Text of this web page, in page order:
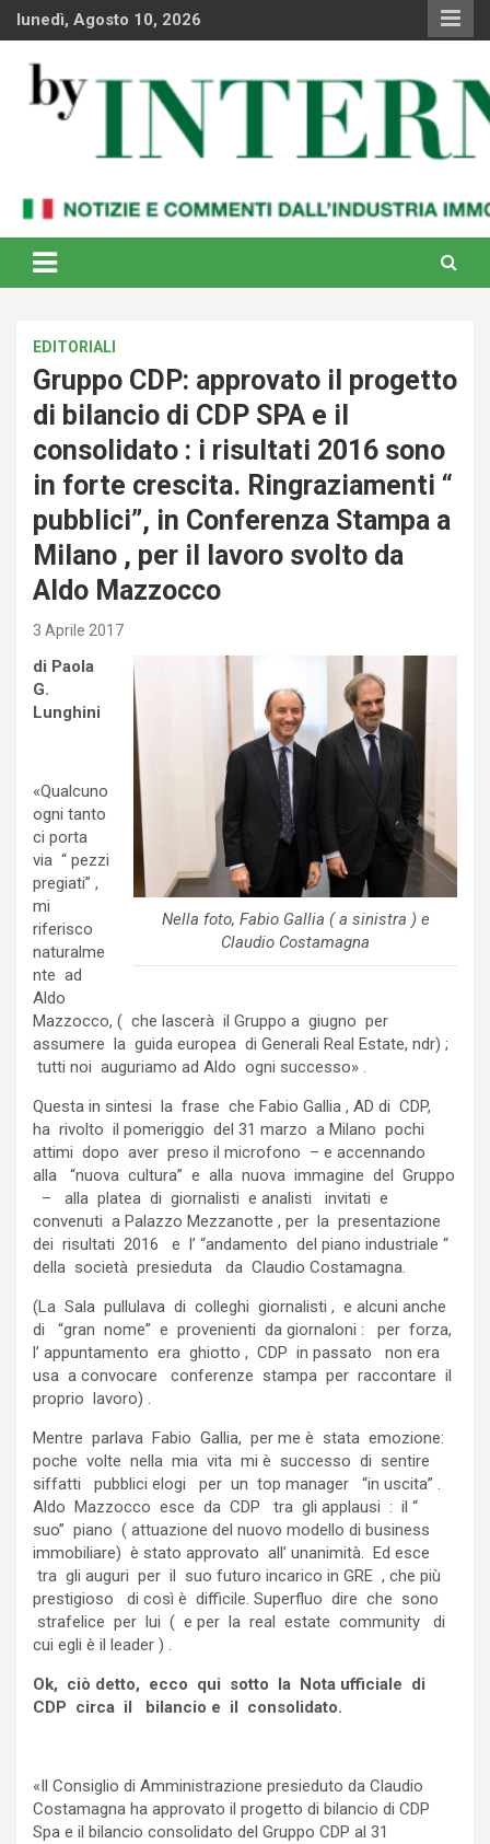
Skiplunedì, Agosto 10, 2026
By Internews
internazionale
EDITORIALI
Gruppo CDP: approvato il progetto
di bilancio di CDP SPA e il
consolidato : i risultati 2016 sono
in forte crescita. Ringraziamenti “
pubblici”, in Conferenza Stampa a
Milano , per il lavoro svolto da
Aldo Mazzocco
3 Aprile 2017
Nella foto, Fabio Gallia ( a sinistra ) e
Claudio Costamagna
di Paola
G.
Lunghini
«Qualcuno
ogni tanto
ci porta
via “ pezzi
pregiati” ,
mi
riferisco
naturalme
nte ad
Aldo
Mazzocco, ( che lascerà il Gruppo a giugno per
assumere la guida europea di Generali Real Estate, ndr) ;
tutti noi auguriamo ad Aldo ogni successo» .
Questa in sintesi la frase che Fabio Gallia , AD di CDP,
ha rivolto il pomeriggio del 31 marzo a Milano pochi
attimi dopo aver preso il microfono – e accennando
alla “nuova cultura” e alla nuova immagine del Gruppo
– alla platea di giornalisti e analisti invitati e
convenuti a Palazzo Mezzanotte , per la presentazione
dei risultati 2016 e l’ “andamento del piano industriale “
della società presieduta da Claudio Costamagna.
(La Sala pullulava di colleghi giornalisti , e alcuni anche
di “gran nome” e provenienti da giornaloni : per forza,
l’ appuntamento era ghiotto , CDP in passato non era
usa a convocare conferenze stampa per raccontare il
proprio lavoro) .
Mentre parlava Fabio Gallia, per me è stata emozione:
poche volte nella mia vita mi è successo di sentire
siffatti pubblici elogi per un top manager “in uscita” .
Aldo Mazzocco esce da CDP tra gli applausi : il “
suo” piano ( attuazione del nuovo modello di business
immobiliare) è stato approvato all’ unanimità. Ed esce
tra gli auguri per il suo futuro incarico in GRE , che più
prestigioso di così è difficile. Superfluo dire che sono
strafelice per lui ( e per la real estate community di
cui egli è il leader ) .
Ok, ciò detto, ecco qui sotto la Nota ufficiale di
CDP circa il bilancio e il consolidato.
«Il Consiglio di Amministrazione presieduto da Claudio
Costamagna ha approvato il progetto di bilancio di CDP
Spa e il bilancio consolidato del Gruppo CDP al 31